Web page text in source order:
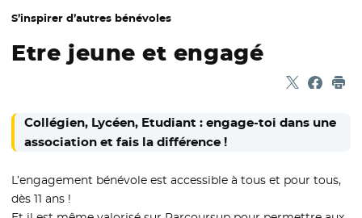
S’inspirer d’autres bénévoles
Etre jeune et engagé
Partager
- Nouvelle
-
Collégien, Lycéen, Etudiant : engage-toi dans une
association et fais la différence !
L’engagement bénévole est accessible à tous et pour tous,
dès 11 ans !